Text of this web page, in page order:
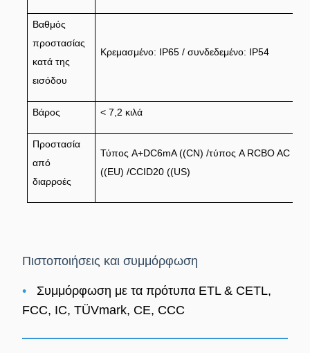
Βαθμός
προστασίας
κατά της
εισόδου
Κρεμασμένο: IP65 / συνδεδεμένο: IP54
Βάρος < 7,2 κιλά
Προστασία
από
διαρροές
Τύπος A+DC6mA ((CN) /τύπος A RCBO AC
((EU) /CCID20 ((US)
Πιστοποιήσεις και συμμόρφωση
•
Συμμόρφωση με τα πρότυπα ETL & CETL,
FCC, IC, TÜVmark, CE, CCC